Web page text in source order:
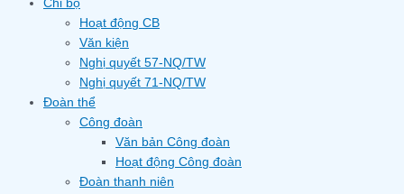
Chi bộ
Hoạt động CB
Văn kiện
Nghị quyết 57-NQ/TW
Nghị quyết 71-NQ/TW
Đoàn thể
Công đoàn
Văn bản Công đoàn
Hoạt động Công đoàn
Đoàn thanh niên